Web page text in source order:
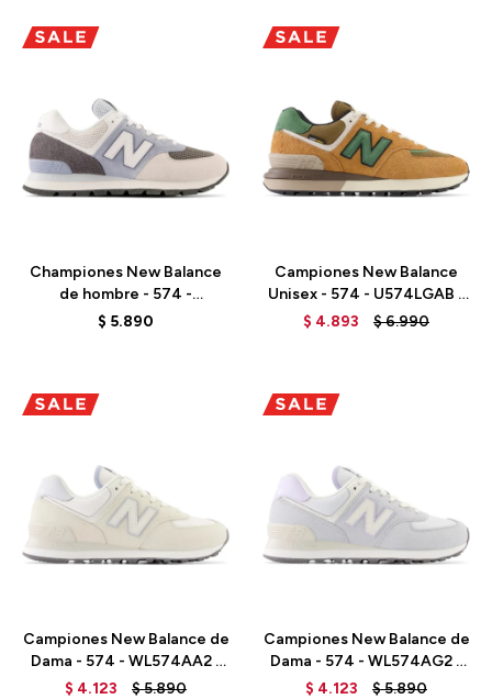
Championes New Balance
de hombre - 574 -
ML574D2G - GREY
$ 5.890
Campiones New Balance
Unisex - 574 - U574LGAB -
TOBACCO
$ 4.893 $6.990
Campiones New Balance de
Dama - 574 - WL574AA2 -
ANGORA
$ 4.123 $5.890
Campiones New Balance de
Dama - 574 - WL574AG2 -
GRANITE
$ 4.123 $5.890